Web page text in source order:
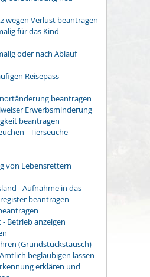
wegen Verlust beantragen
für das Kind
oder nach Ablauf
Reisepass
beantragen
Erwerbsminderung
beantragen
- Tierseuche
von Lebensrettern
- Aufnahme in das
beantragen
Betrieb anzeigen
(Grundstückstausch)
beglaubigen lassen
erklären und